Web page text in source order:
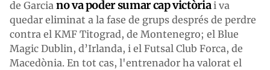
de Garcia no va poder sumar cap victòriai va
quedar eliminat a la fase de grups després de perdre
contra el KMF Titograd, de Montenegro; el Blue
Magic Dublin, d’Irlanda, i el Futsal Club Forca, de
Macedònia. En tot cas, l'entrenador ha valorat el